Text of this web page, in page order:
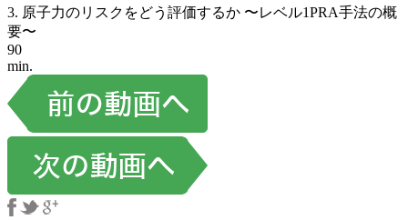
3. 原子力のリスクをどう評価するか 〜レベル1PRA手法の概
要〜
90
min.